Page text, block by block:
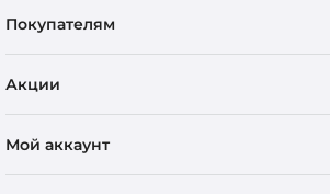
Покупателям
Акции
Мой аккаунт